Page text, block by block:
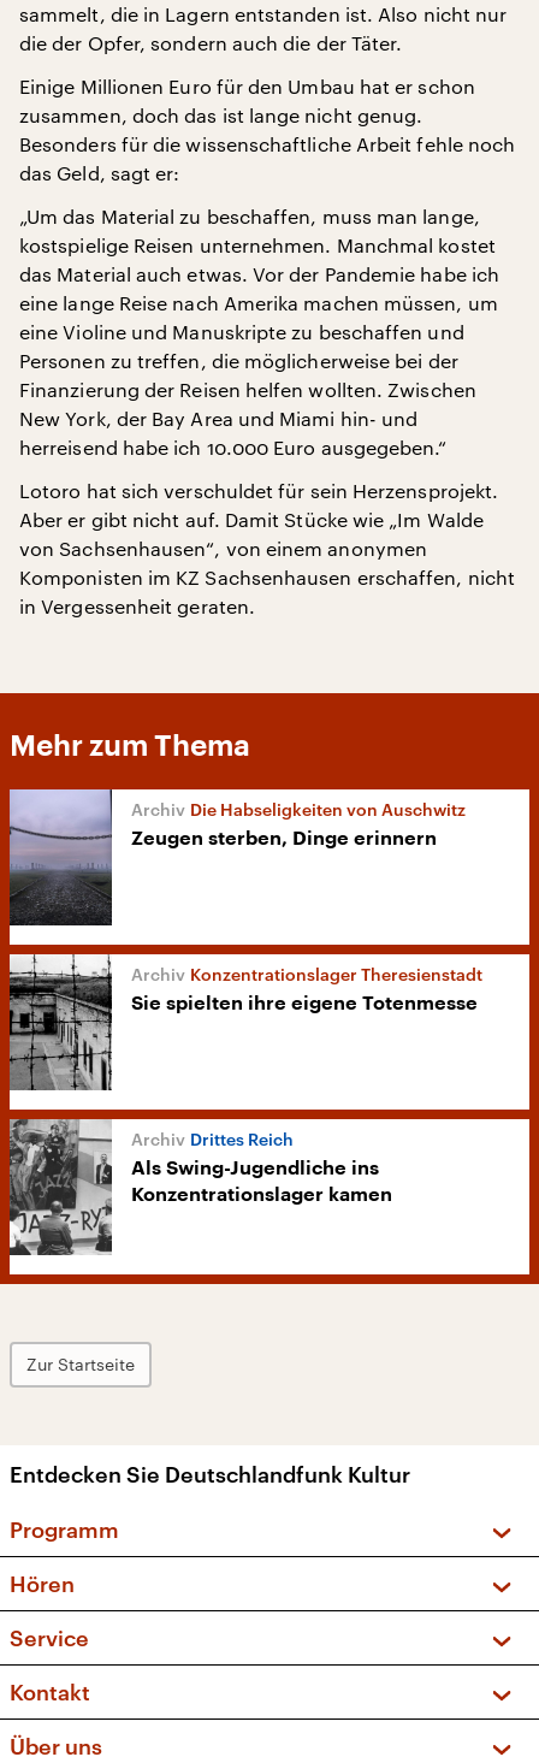
sammelt, die in Lagern entstanden ist. Also nicht nur
die der Opfer, sondern auch die der Täter.
Einige Millionen Euro für den Umbau hat er schon
zusammen, doch das ist lange nicht genug.
Besonders für die wissenschaftliche Arbeit fehle noch
das Geld, sagt er:
„Um das Material zu beschaffen, muss man lange,
kostspielige Reisen unternehmen. Manchmal kostet
das Material auch etwas. Vor der Pandemie habe ich
eine lange Reise nach Amerika machen müssen, um
eine Violine und Manuskripte zu beschaffen und
Personen zu treffen, die möglicherweise bei der
Finanzierung der Reisen helfen wollten. Zwischen
New York, der Bay Area und Miami hin- und
herreisend habe ich 10.000 Euro ausgegeben.“
Lotoro hat sich verschuldet für sein Herzensprojekt.
Aber er gibt nicht auf. Damit Stücke wie „Im Walde
von Sachsenhausen“, von einem anonymen
Komponisten im KZ Sachsenhausen erschaffen, nicht
in Vergessenheit geraten.
Mehr zum Thema
Die Habseligkeiten von Auschwitz
Zeugen sterben, Dinge erinnern
Konzentrationslager Theresienstadt
Sie spielten ihre eigene Totenmesse
Drittes Reich
Als Swing-Jugendliche ins
Konzentrationslager kamen
Zur Startseite
Entdecken Sie Deutschlandfunk Kultur
Programm
Sendungen und Podcasts
Musikliste
Kakadu – Das Kinderprogramm
Hören
Frequenzen (UKW + DAB+)
Service
FAQ
Apps
Kontakt
Über uns